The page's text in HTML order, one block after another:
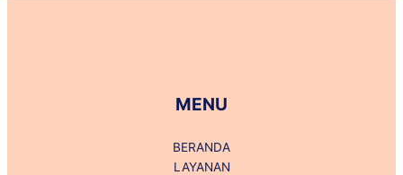
MENU
BERANDA
LAYANAN